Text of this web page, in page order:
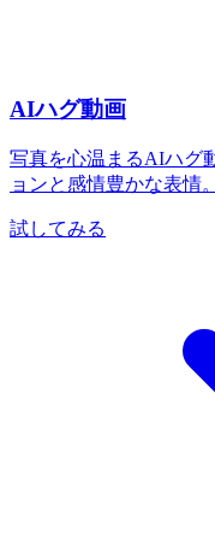
AIハグ動画
写真を心温まるAIハグ
ョンと感情豊かな表情。
試してみる